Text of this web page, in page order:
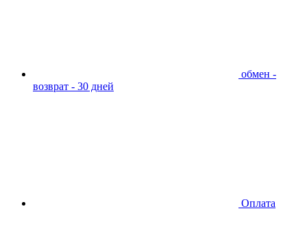
обмен -
возврат - 30 дней
Оплата